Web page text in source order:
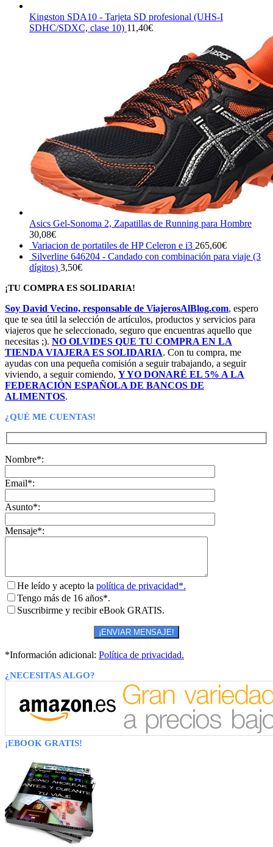
Kingston SDA10 - Tarjeta SD profesional (UHS-I
SDHC/SDXC, clase 10) 11,40€
Asics Gel-Sonoma 2, Zapatillas de Running para Hombre
30,08€
Variacion de portatiles de HP Celeron e i3 265,60€
Silverline 646204 - Candado con combinación para viaje (3
dígitos) 3,50€
¡TU COMPRA ES SOLIDARIA!
Soy David Vecino, responsable de ViajerosAlBlog.com, espero
que te sea útil la selección de artículos, productos y servicios para
viajeros que he seleccionado, seguro que encuentras aquello que
necesitas ;). NO OLVIDES QUE TU COMPRA EN LA
TIENDA VIAJERA ES SOLIDARIA. Con tu compra, me
ayudas con una pequeña comisión a seguir trabajando, a seguir
viviendo, a seguir comiendo, Y YO DONARÉ EL 5% A LA
FEDERACIÓN ESPAÑOLA DE BANCOS DE
ALIMENTOS.
¿QUÉ ME CUENTAS!
Nombre*:
Email*:
Asunto*:
Mensaje*:
He leído y acepto la política de privacidad*.
Tengo más de 16 años*.
Suscribirme y recibir eBook GRATIS.
*Información adicional: Política de privacidad.
¿NECESITAS ALGO?
¡EBOOK GRATIS!